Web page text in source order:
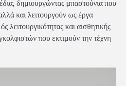
δημιουργώντας μπαστούνια που
και λειτουργούν ως έργα
λειτουργικότητας και αισθητικής
που εκτιμούν την τέχνη